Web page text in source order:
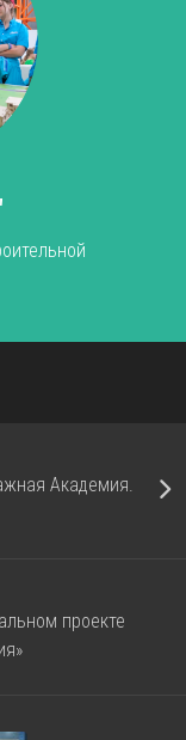
Академия.
проекте